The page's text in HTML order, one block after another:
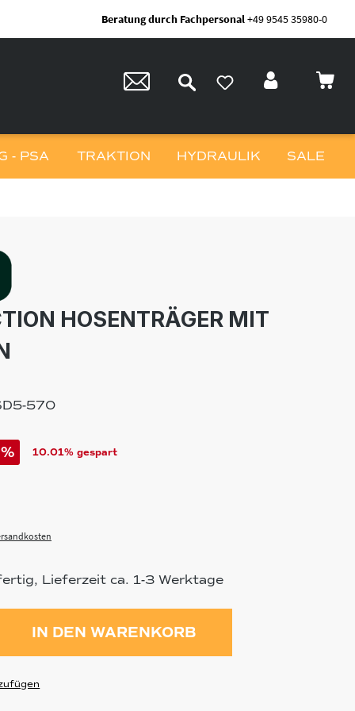
Beratung durch Fachpersonal+49 9545 35980-0
- PSA TRAKTION HYDRAULIK SALE
HOSENTRÄGER MIT
570
% 10.01% gespart
Lieferzeit ca. 1-3 Werktage
Gib den gewünschten Wert
IN DEN WARENKORB